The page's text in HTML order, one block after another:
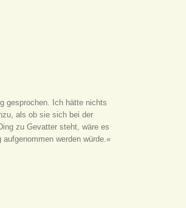
gesprochen. Ich hätte nichts
als ob sie sich bei der
zu Gevatter steht, wäre es
werden würde.«